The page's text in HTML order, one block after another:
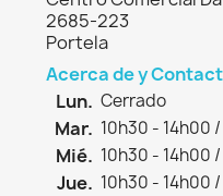
2685-223
Portela
Acerca de y
Lun. Cerrado
Mar. 10h30 - 14h00
Mié. 10h30 - 14h00
Jue. 10h30 - 14h00